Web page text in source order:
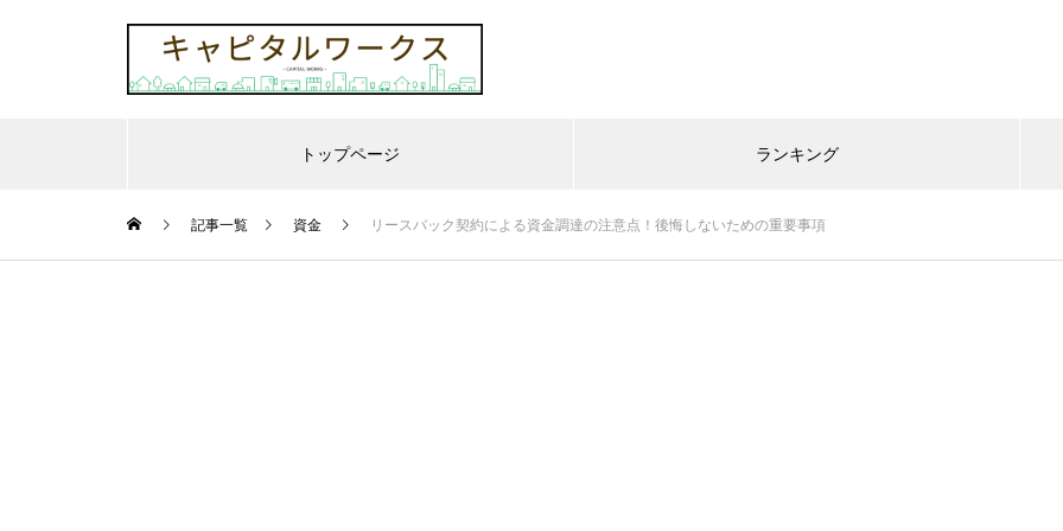
トップページ ランキング
記事一覧 資金 リースバック契約による資金調達の注意点！後悔しないための重要事項